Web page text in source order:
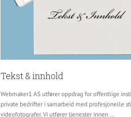
Tekst & innhold
Webmaker1 AS utfører oppdrag for offentlige
private bedrifter i samarbeid med profesjonelle
videofotografer. Vi utfører tjenester innen …